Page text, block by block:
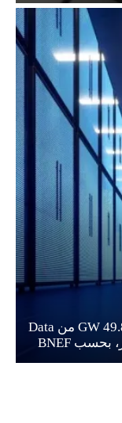
تأخير فني من Texas Audit يؤثر على 49.8 GW من Data